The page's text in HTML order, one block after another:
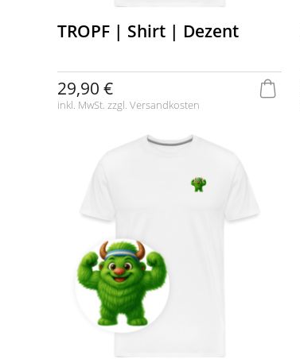
TROPF | Shirt | Dezent
29,90 €
inkl. MwSt. zzgl. Versandkosten